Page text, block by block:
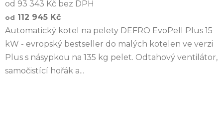
od 93 343 Kč bez DPH
od 112 945 Kč
Automatický kotel na pelety DEFRO EvoPell Plus 15
kW - evropský bestseller do malých kotelen ve verzi
Plus s násypkou na 135 kg pelet. Odtahový ventilátor,
samočistící hořák a...